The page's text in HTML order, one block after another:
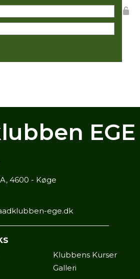
EGE
4600 - Køge
ege.dk
Klubbens Kurser
Galleri